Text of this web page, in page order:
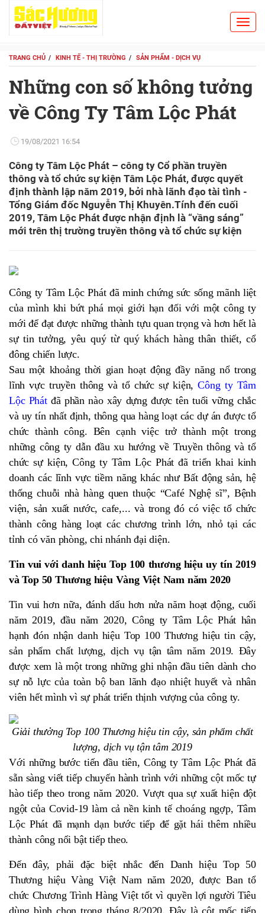
TRANG CHỦ KINH TẾ - THỊ TRƯỜNG SẢN PHẨM - DỊCH VỤ
Những con số không tưởng
về Công Ty Tâm Lộc Phát
19/08/2021 16:54
Công ty Tâm Lộc Phát – công ty Cổ phần truyền
thông và tổ chức sự kiện Tâm Lộc Phát, được quyết
định thành lập năm 2019, bởi nhà lãnh đạo tài tình -
Tổng Giám đốc Nguyễn Thị Khuyên.Tính đến cuối
2019, Tâm Lộc Phát được nhận định là “vầng sáng”
mới trên thị trường truyền thông và tổ chức sự kiện
Công ty Tâm Lộc Phát đã minh chứng sức sống mãnh liệt
của mình khi bứt phá mọi giới hạn đối với một công ty
mới để đạt được những thành tựu quan trọng và hơn hết là
sự tin tưởng, yêu quý từ quý khách hàng thân thiết, cổ
đông chiến lược.
Sau một khoảng thời gian hoạt động đầy năng nổ trong
lĩnh vực truyền thông và tổ chức sự kiện,Công ty Tâm
Lộc Phátđã phần nào xây dựng được tên tuổi vững chắc
và uy tín nhất định, thông qua hàng loạt các dự án được tổ
chức thành công. Bên cạnh việc trở thành một trong
những công ty dẫn đầu xu hướng về Truyền thông và tổ
chức sự kiện, Công ty Tâm Lộc Phát đã triển khai kinh
doanh các lĩnh vực tiềm năng khác như Bất động sản, hệ
thống chuỗi nhà hàng quen thuộc “Café Nghệ sĩ”, Bệnh
viện, sản xuất nước, cafe,... và trong đó có việc tổ chức
thành công hàng loạt các chương trình lớn, nhỏ tại các
tỉnh có văn phòng, chi nhánh đại diện.
Tin vui với danh hiệu Top 100 thương hiệu uy tín 2019
vàTop 50 Thương hiệu Vàng Việt Nam năm 2020
Tin vui hơn nữa, đánh dấu hơn nửa năm hoạt động, cuối
năm 2019, đầu năm 2020, Công ty Tâm Lộc Phát hân
hạnh đón nhận danh hiệu Top 100 Thương hiệu tin cậy,
sản phẩm chất lượng, dịch vụ tận tâm năm 2019. Đây
được xem là một trong những ghi nhận đầu tiên dành cho
sự nỗ lực của toàn bộ ban lãnh đạo nhiệt huyết và nhân
viên hết mình vì sự phát triển thịnh vượng của công ty.
Giải thưởng Top 100 Thương hiệu tin cậy, sản phẩm chất
lượng, dịch vụ tận tâm 2019
Với những bước tiến đầu tiên, Công ty Tâm Lộc Phát đã
sẵn sàng viết tiếp chuyến hành trình với những cột mốc tự
hào tiếp theo trong năm 2020. Vượt qua sự xuất hiện đột
ngột của Covid-19 làm cả nền kinh tế choáng ngợp, Tâm
Lộc Phát đã mạnh dạn bước tiếp để gặt hái thêm nhiều
thành công nổi bật tiếp theo.
Đến đây, phải đặc biệt nhắc đến Danh hiệu Top 50
Thương hiệu Vàng Việt Nam năm 2020, được Ban tổ
chức Chương Trình Hàng Việt tốt vì quyền lợi người Tiêu